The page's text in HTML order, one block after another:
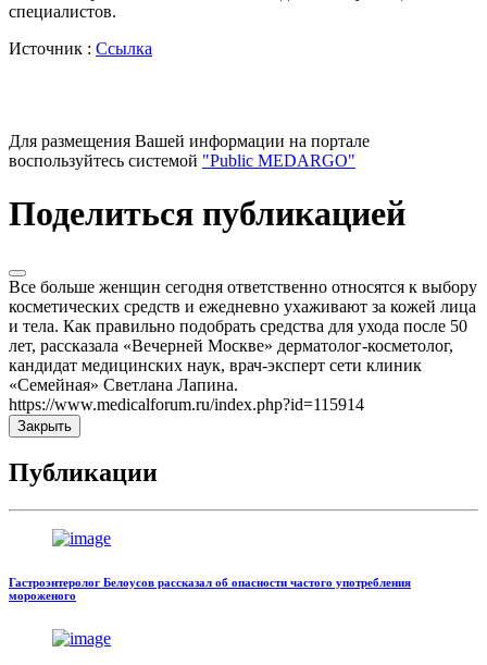
специалистов.
Источник : Ссылка
Для размещения Вашей информации на портале
воспользуйтесь системой "Public MEDARGO"
Поделиться публикацией
Все больше женщин сегодня ответственно относятся к выбору
косметических средств и ежедневно ухаживают за кожей лица
и тела. Как правильно подобрать средства для ухода после 50
лет, рассказала «Вечерней Москве» дерматолог-косметолог,
кандидат медицинских наук, врач-эксперт сети клиник
«Семейная» Светлана Лапина.
https://www.medicalforum.ru/index.php?id=115914
Закрыть
Публикации
Гастроэнтеролог Белоусов рассказал об опасности частого употребления
мороженого